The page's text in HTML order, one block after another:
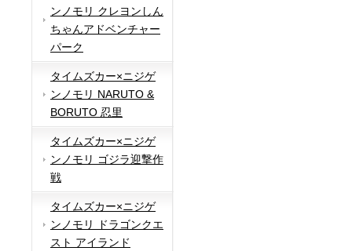
ンノモリ クレヨンしん
ちゃんアドベンチャー
パーク
タイムズカー×ニジゲ
ンノモリ NARUTO &
BORUTO 忍里
タイムズカー×ニジゲ
ンノモリ ゴジラ迎撃作
戦
タイムズカー×ニジゲ
ンノモリ ドラゴンクエ
スト アイランド